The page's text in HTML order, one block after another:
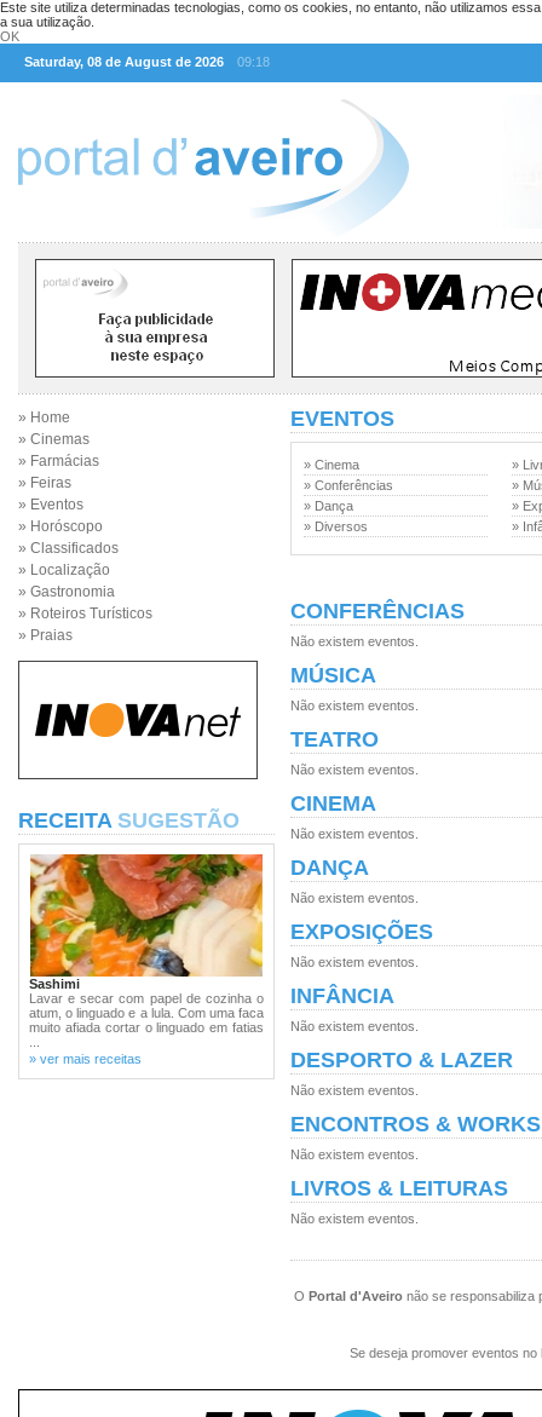
Este site utiliza determinadas tecnologias, como os cookies, no entanto, não utilizamos
a sua utilização.
OK
Saturday, 08 de August de 2026
09:18
» Home
» Cinemas
» Farmácias
» Feiras
» Eventos
» Horóscopo
» Classificados
» Localização
» Gastronomia
» Roteiros Turísticos
» Praias
RECEITA SUGESTÃO
Sashimi
Lavar e secar com papel de cozinha o
atum, o linguado e a lula. Com uma faca
muito afiada cortar o linguado em fatias
» ver mais receitas
EVENTOS
» Cinema
» Conferências
» Dança
» Diversos
»
»
»
»
CONFERÊNCIAS
Não existem eventos.
MÚSICA
Não existem eventos.
TEATRO
Não existem eventos.
CINEMA
Não existem eventos.
DANÇA
Não existem eventos.
EXPOSIÇÕES
Não existem eventos.
INFÂNCIA
Não existem eventos.
DESPORTO & LAZER
Não existem eventos.
ENCONTROS &
Não existem eventos.
LIVROS & LEITURAS
Não existem eventos.
O Portal d'Aveironão se responsabiliza
Se deseja promover eventos no